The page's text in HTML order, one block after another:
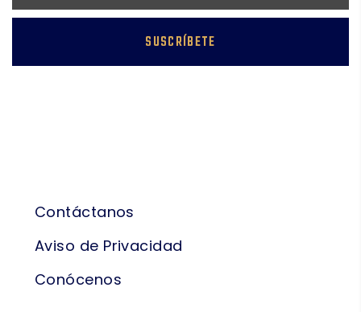
SUSCRÍBETE
Contáctanos
Aviso de Privacidad
Conócenos